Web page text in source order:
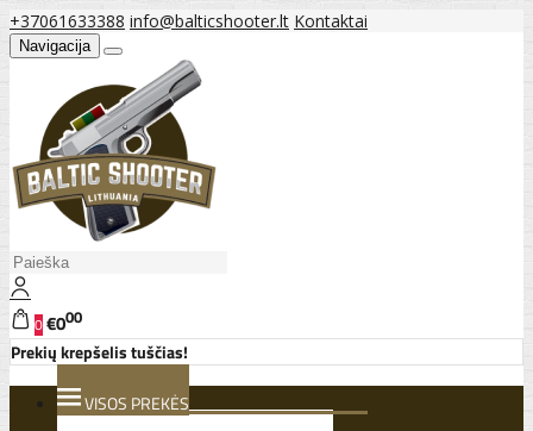
+37061633388 info@balticshooter.lt Kontaktai
Navigacija
0€000
Prekių krepšelis tuščias!
VISOS PREKĖS